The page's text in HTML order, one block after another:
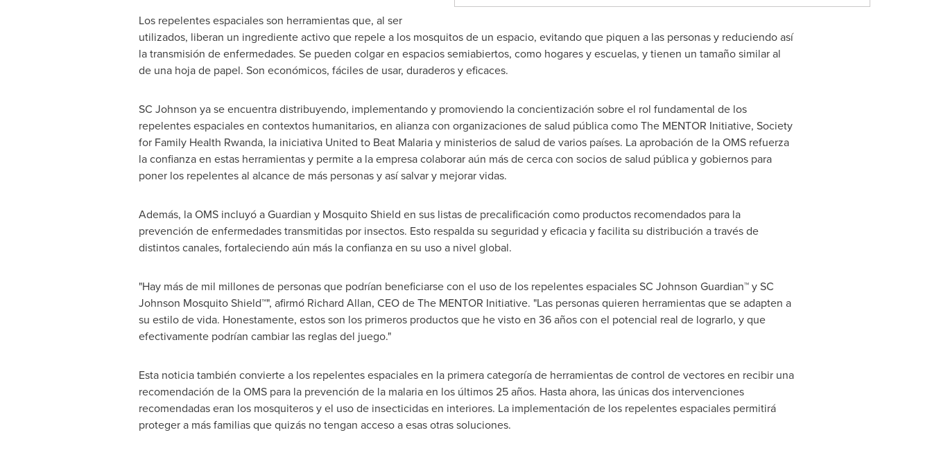
Los repelentes espaciales son herramientas que, al ser
utilizados, liberan un ingrediente activo que repele a los mosquitos de un espacio, evitando que piquen a las personas y reduciendo así
la transmisión de enfermedades. Se pueden colgar en espacios semiabiertos, como hogares y escuelas, y tienen un tamaño similar al
de una hoja de papel. Son económicos, fáciles de usar, duraderos y eficaces.
SC Johnson ya se encuentra distribuyendo, implementando y promoviendo la concientización sobre el rol fundamental de los
repelentes espaciales en contextos humanitarios, en alianza con organizaciones de salud pública como The MENTOR Initiative, Society
for Family Health Rwanda, la iniciativa United to Beat Malaria y ministerios de salud de varios países. La aprobación de la OMS refuerza
la confianza en estas herramientas y permite a la empresa colaborar aún más de cerca con socios de salud pública y gobiernos para
poner los repelentes al alcance de más personas y así salvar y mejorar vidas.
Además, la OMS incluyó a Guardian y Mosquito Shield en sus listas de precalificación como productos recomendados para la
prevención de enfermedades transmitidas por insectos. Esto respalda su seguridad y eficacia y facilita su distribución a través de
distintos canales, fortaleciendo aún más la confianza en su uso a nivel global.
"Hay más de mil millones de personas que podrían beneficiarse con el uso de los repelentes espaciales SC Johnson Guardian™ y SC
Johnson Mosquito Shield™", afirmó Richard Allan, CEO de The MENTOR Initiative. "Las personas quieren herramientas que se adapten a
su estilo de vida. Honestamente, estos son los primeros productos que he visto en 36 años con el potencial real de lograrlo, y que
efectivamente podrían cambiar las reglas del juego."
Esta noticia también convierte a los repelentes espaciales en la primera categoría de herramientas de control de vectores en recibir una
recomendación de la OMS para la prevención de la malaria en los últimos 25 años. Hasta ahora, las únicas dos intervenciones
recomendadas eran los mosquiteros y el uso de insecticidas en interiores. La implementación de los repelentes espaciales permitirá
proteger a más familias que quizás no tengan acceso a esas otras soluciones.